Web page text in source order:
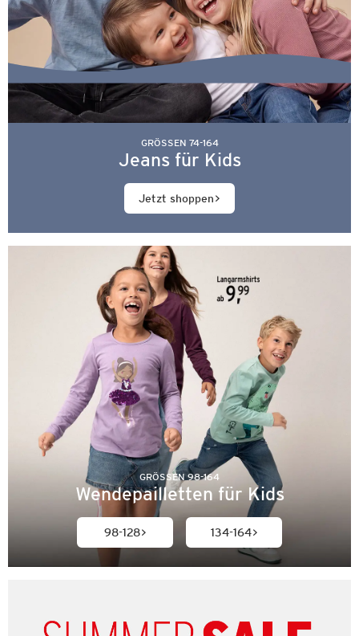
GRÖSSEN 74-164
Jeans für Kids
Jetzt shoppen
GRÖSSEN 98-164
Wendepailletten für Kids
98-128 134-164